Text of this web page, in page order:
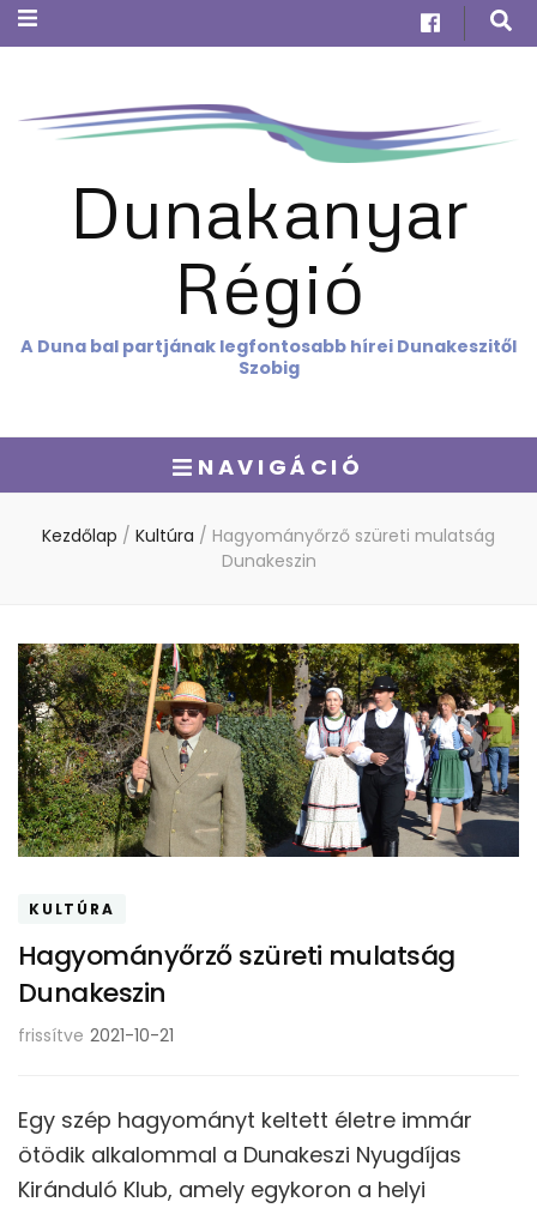
Dunakanyar
Régió
A Duna bal partjának legfontosabb hírei Dunakeszitől
Szobig
NAVIGÁCIÓ
Kezdőlap / Kultúra / Hagyományőrző szüreti mulatság
Dunakeszin
KULTÚRA
Hagyományőrző szüreti mulatság
Dunakeszin
frissítve 2021-10-21
Egy szép hagyományt keltett életre immár
ötödik alkalommal a Dunakeszi Nyugdíjas
Kiránduló Klub, amely egykoron a helyi